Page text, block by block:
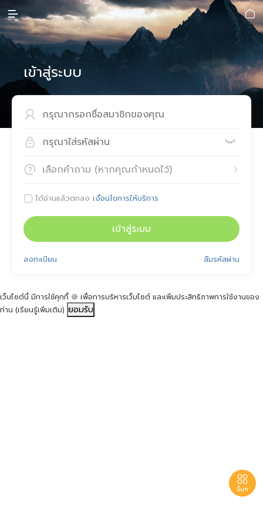
 
เข้าสู่ระบบ

 
 
เลือกคำถาม (หากคุณกำหนดไว้)
 ได้อ่านแล้วตกลง เงื่อนไขการให้บริการ
เข้าสู่ระบบ
ลืมรหัสผ่าน
ลงทะเบียน

อื่นๆ
เว็บไซต์นี้ มีการใช้คุกกี้ 🍪 เพื่อการบริหารเว็บไซต์ และเพิ่มประสิทธิภาพการใช้งานของ
ท่าน (เรียนรู้เพิ่มเติม) ยอมรับ